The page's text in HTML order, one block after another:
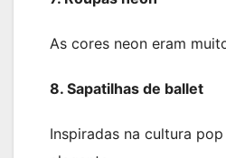
As cores neon eram
8. Sapatilhas de ballet
Inspiradas na cultura